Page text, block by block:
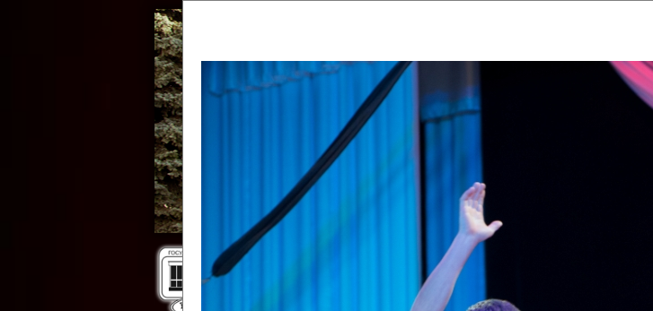
Государственный
Дворец